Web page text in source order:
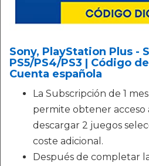
Sony, PlayStation Plus -
PS5/PS4/PS3 | Código
Cuenta española
La Subscripción de 1
permite obtener acceso
descargar 2 juegos
coste adicional.
Después de completar